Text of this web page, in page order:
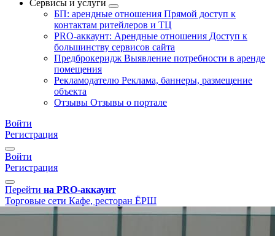
Сервисы и услуги
БП: арендные отношения Прямой доступ к
контактам ритейлеров и ТЦ
PRO-аккаунт: Арендные отношения Доступ к
большинству сервисов сайта
Предброкеридж Выявление потребности в аренде
помещения
Рекламодателю Реклама, баннеры, размещение
объекта
Отзывы Отзывы о портале
Войти
Регистрация
Войти
Регистрация
Перейти на PRO-аккаунт
Торговые сети Кафе, ресторан ЁРШ